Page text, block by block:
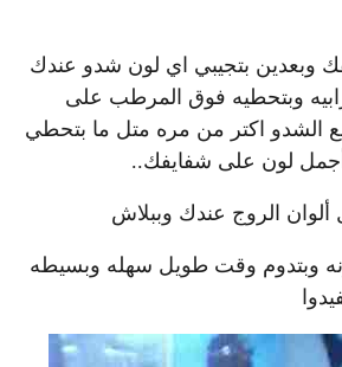
وبعدين بتجيبي اي لون شدو عندك
وبتحطيه فوق المرطب على
الشدو اكتر من مره متل ما بتحطي
لون على شفايفك..
الروج عندك وببلاش
وبتدوم وقت طويل سهله وبسيطه